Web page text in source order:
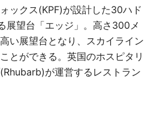
ックス(KPF)が設計した30ハド
展望台「エッジ」。高さ300メ
い展望台となり、スカイライン
とができる。英国のホスピタリ
が運営するレストラン